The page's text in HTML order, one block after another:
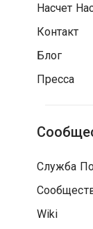
Насчет
Контакт
Блог
Пресса
Служба
Wiki